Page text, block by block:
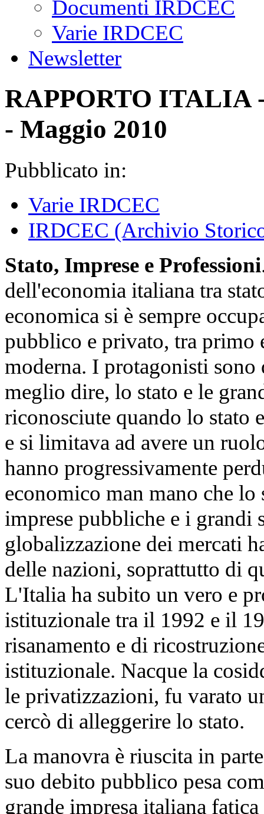
Documenti IRDCEC
Varie IRDCEC
Newsletter
RAPPORTO ITALIA
- Maggio 2010
Pubblicato in:
Varie IRDCEC
IRDCEC (Archivio
Stato, Imprese e Professioni
dell'economia italiana tra
economica si è sempre
pubblico e privato, tra primo
moderna. I protagonisti sono
meglio dire, lo stato e le
riconosciute quando lo stato
e si limitava ad avere un
hanno progressivamente
economico man mano che lo
imprese pubbliche e i grandi
globalizzazione dei mercati
delle nazioni, soprattutto di
L'Italia ha subito un vero e
istituzionale tra il 1992 e il
risanamento e di
istituzionale. Nacque la
le privatizzazioni, fu varato
cercò di alleggerire lo stato.
La manovra è riuscita in
suo debito pubblico pesa
grande impresa italiana